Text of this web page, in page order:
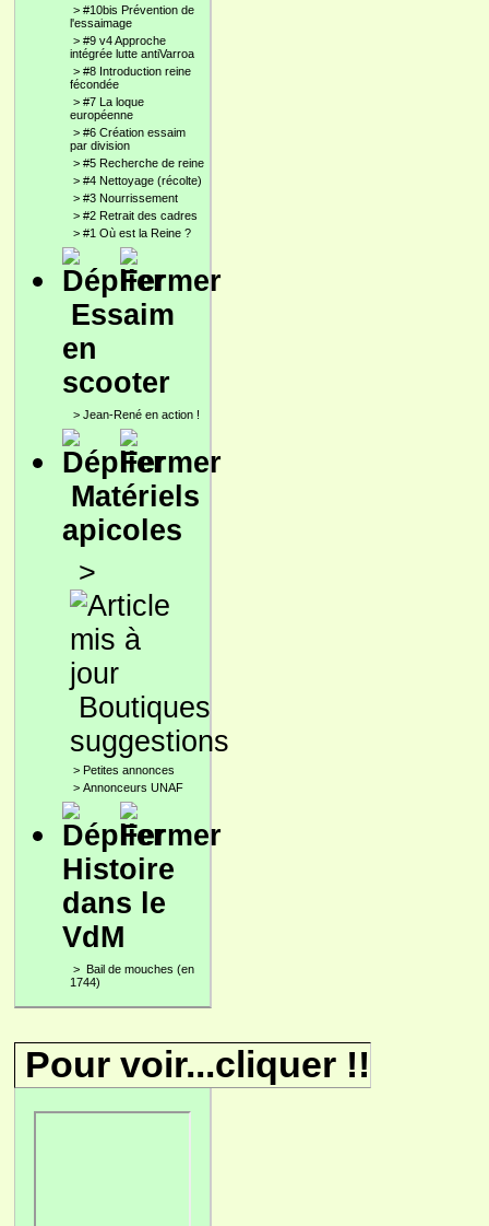
> #10bis Prévention de
l'essaimage
> #9 v4 Approche
intégrée lutte antiVarroa
> #8 Introduction reine
fécondée
> #7 La loque
européenne
> #6 Création essaim
par division
> #5 Recherche de reine
> #4 Nettoyage (récolte)
> #3 Nourrissement
> #2 Retrait des cadres
> #1 Où est la Reine ?
Essaim
en
scooter
> Jean-René en action !
Matériels
apicoles
>
Boutiques
suggestions
> Petites annonces
> Annonceurs UNAF
Histoire
dans le
VdM
> Bail de mouches (en
1744)
Pour voir...cliquer !!